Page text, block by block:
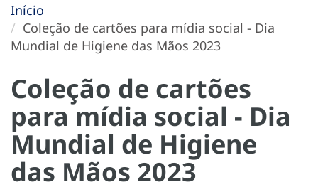
Início
Coleção de cartões para mídia social - Dia
Mundial de Higiene das Mãos 2023
Coleção de cartões
para mídia social - Dia
Mundial de Higiene
das Mãos 2023